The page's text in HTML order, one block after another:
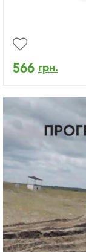
566 грн.